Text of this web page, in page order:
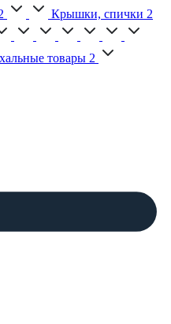
Крышки, спички 2
товары 2